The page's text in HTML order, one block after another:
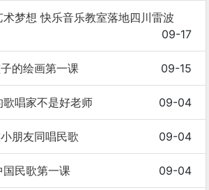
梦想 快乐音乐教室落地四川雷波
09-17
的绘画第一课 09-15
唱家不是好老师 09-04
朋友同唱民歌 09-04
民歌第一课 09-04